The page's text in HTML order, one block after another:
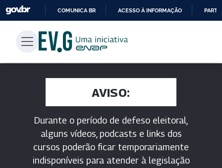
PARA
CONTEÚDO
COMUNICA BR ACESSO À INFORMAÇÃO
AVISO:
Durante o período de defeso eleitoral,
alguns vídeos, podcasts e links dos
cursos poderão ficar temporariamente
indisponíveis para atender à legislação